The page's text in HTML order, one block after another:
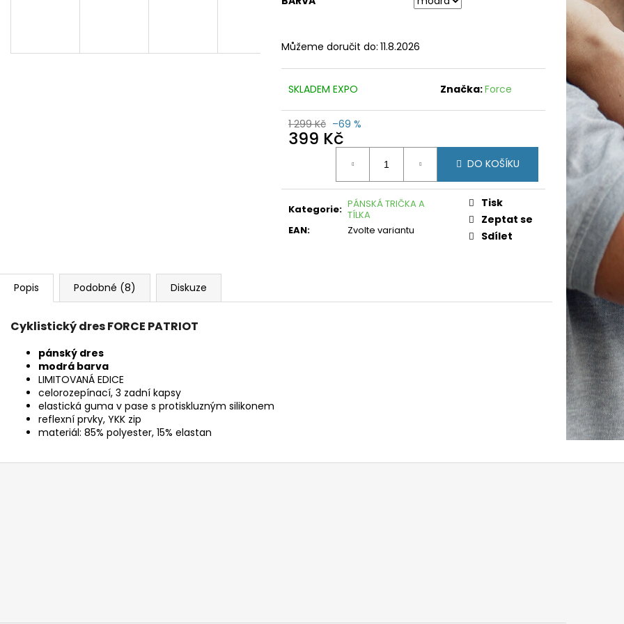
Můžeme doručit do: 11.8.2026
SKLADEM EXPO Značka:Force
1 299 Kč –69 %
399 Kč
DO KOŠÍKU
Kategorie: PÁNSKÁ TRIČKA A
TÍLKA
EAN: Zvolte variantu
Tisk
Zeptat se
Sdílet
Popis Podobné (8) Diskuze
Cyklistický dres FORCE PATRIOT
pánský dres
modrá barva
LIMITOVANÁ EDICE
celorozepínací, 3 zadní kapsy
elastická guma v pase s protiskluzným silikonem
reflexní prvky, YKK zip
materiál: 85% polyester, 15% elastan